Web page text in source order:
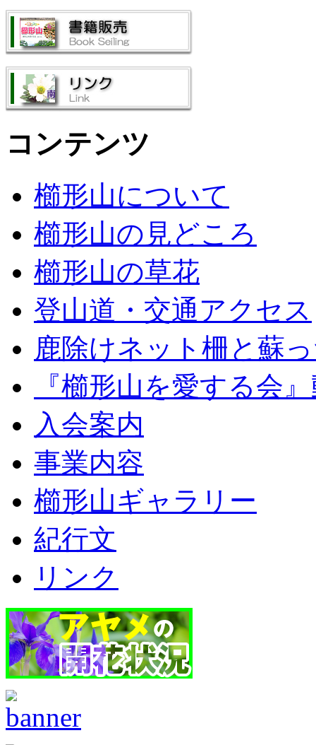
コンテンツ
櫛形山について
櫛形山の見どころ
櫛形山の草花
登山道・交通アクセス
鹿除けネット柵と蘇
『櫛形山を愛する会
入会案内
事業内容
櫛形山ギャラリー
紀行文
リンク